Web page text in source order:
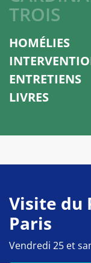
TROIS
HOMÉLIES
ENTRETIENS
LIVRES
Visite du
Paris
Vendredi 25 et